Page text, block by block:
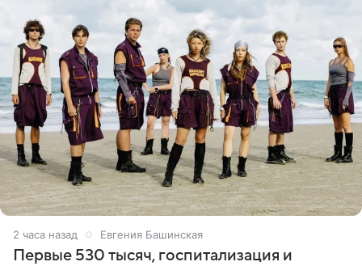
2 часа назад Евгения Башинская
Первые 530 тысяч, госпитализация и